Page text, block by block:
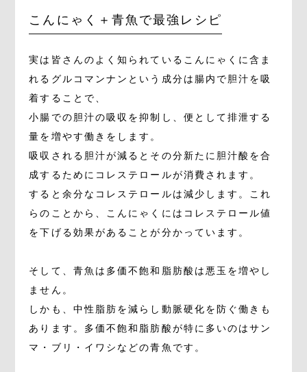
こんにゃく＋青魚で最強レシピ
実は皆さんのよく知られているこんにゃくに含ま
れるグルコマンナンという成分は腸内で胆汁を吸
着することで、
小腸での胆汁の吸収を抑制し、便として排泄する
量を増やす働きをします。
吸収される胆汁が減るとその分新たに胆汁酸を合
成するためにコレステロールが消費されます。
すると余分なコレステロールは減少します。これ
らのことから、こんにゃくにはコレステロール値
を下げる効果があることが分かっています。
そして、青魚は多価不飽和脂肪酸は悪玉を増やし
ません。
しかも、中性脂肪を減らし動脈硬化を防ぐ働きも
あります。多価不飽和脂肪酸が特に多いのはサン
マ・ブリ・イワシなどの青魚です。